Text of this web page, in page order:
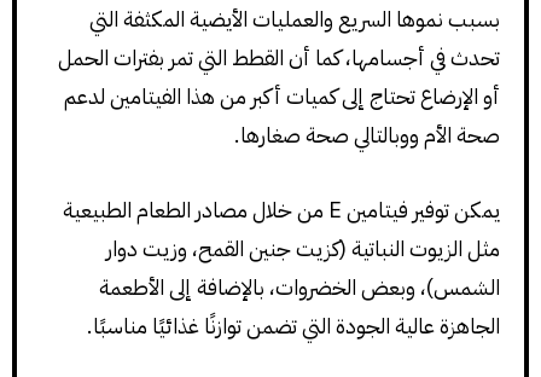
بسبب نموها السريع والعمليات الأيضية المكثفة التي
تحدث في أجسامها، كما أن القطط التي تمر بفترات الحمل
أو الإرضاع تحتاج إلى كميات أكبر من هذا الفيتامين لدعم
صحة الأم ووبالتالي صحة صغارها.
يمكن توفير فيتامين E من خلال مصادر الطعام الطبيعية
مثل الزيوت النباتية (كزيت جنين القمح، وزيت دوار
الشمس)، وبعض الخضروات، بالإضافة إلى الأطعمة
الجاهزة عالية الجودة التي تضمن توازنًا غذائيًا مناسبًا.